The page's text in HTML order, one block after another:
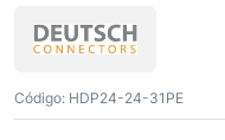
Código: HDP24-24-31PE